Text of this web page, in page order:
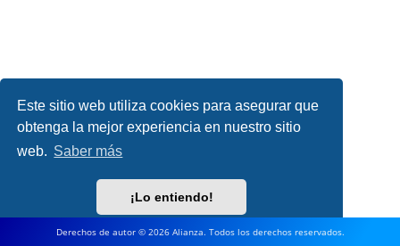
Este sitio web utiliza cookies para asegurar que
obtenga la mejor experiencia en nuestro sitio
web. Saber más
¡Lo entiendo!
Derechos de autor © 2026 Alianza. Todos los derechos reservados.